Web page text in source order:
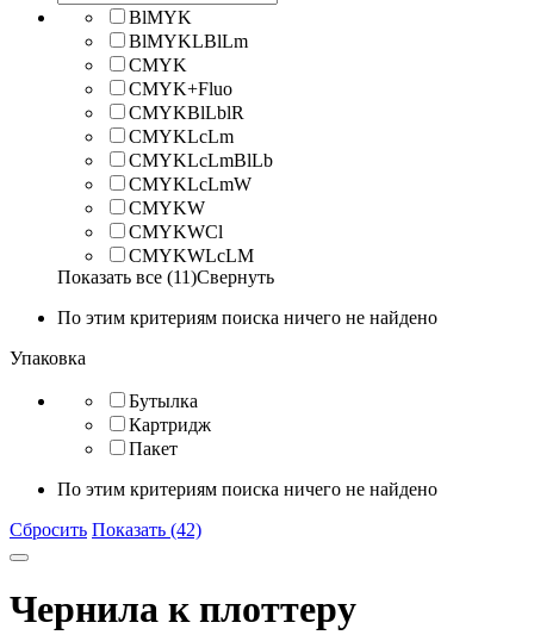
BlMYK
BlMYKLBlLm
CMYK
CMYK+Fluo
CMYKBlLblR
CMYKLcLm
CMYKLcLmBlLb
CMYKLcLmW
CMYKW
CMYKWCl
CMYKWLcLM
Показать все (11)Свернуть
По этим критериям поиска ничего не найдено
Упаковка
Бутылка
Картридж
Пакет
По этим критериям поиска ничего не найдено
Сбросить Показать (42)
Чернила к плоттеру